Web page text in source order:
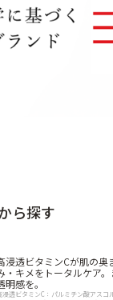
でもご注文いただけま
0120-371-
ら探す
浸透ビタミンCが肌の
・キメをトータルケア
明感を。
浸透ビタミンC：パルミチン酸アス